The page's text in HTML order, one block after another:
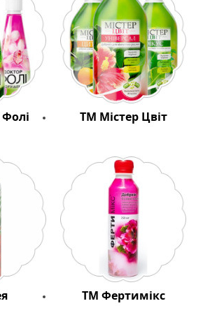
ТМ Містер Цвіт
ТМ Фертимікс